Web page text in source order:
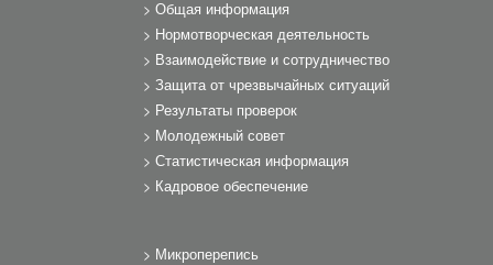
Общая информация
Нормотворческая деятельность
Взаимодействие и сотрудничество
Защита от чрезвычайных ситуаций
Результаты проверок
Молодежный совет
Статистическая информация
Кадровое обеспечение
Микроперепись